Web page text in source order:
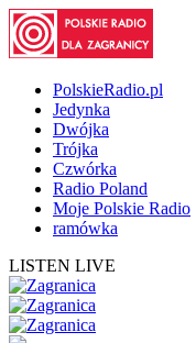
PolskieRadio.pl
Jedynka
Dwójka
Trójka
Czwórka
Radio Poland
Moje Polskie Radio
ramówka
LISTEN LIVE